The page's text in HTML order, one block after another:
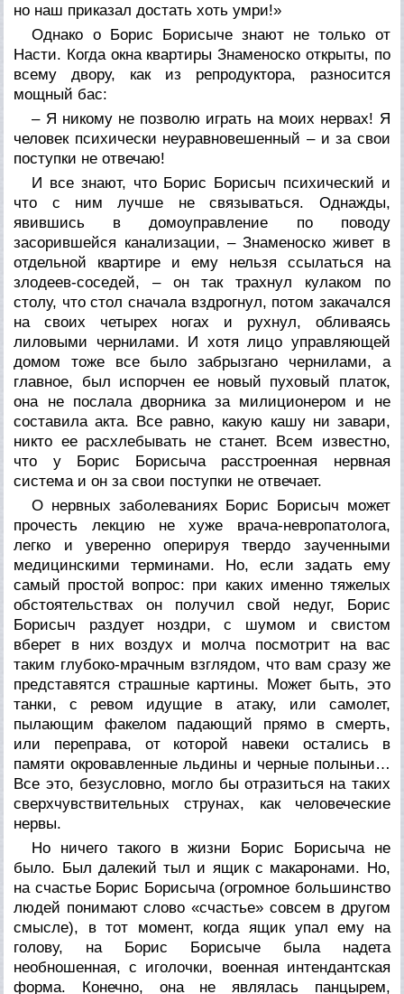
но наш приказал достать хоть умри!»
Однако о Борис Борисыче знают не только от
Насти. Когда окна квартиры Знаменоско открыты, по
всему двору, как из репродуктора, разносится
мощный бас:
– Я никому не позволю играть на моих нервах! Я
человек психически неуравновешенный – и за свои
поступки не отвечаю!
И все знают, что Борис Борисыч психический и
что с ним лучше не связываться. Однажды,
явившись в домоуправление по поводу
засорившейся канализации, – Знаменоско живет в
отдельной квартире и ему нельзя ссылаться на
злодеев-соседей, – он так трахнул кулаком по
столу, что стол сначала вздрогнул, потом закачался
на своих четырех ногах и рухнул, обливаясь
лиловыми чернилами. И хотя лицо управляющей
домом тоже все было забрызгано чернилами, а
главное, был испорчен ее новый пуховый платок,
она не послала дворника за милиционером и не
составила акта. Все равно, какую кашу ни завари,
никто ее расхлебывать не станет. Всем известно,
что у Борис Борисыча расстроенная нервная
система и он за свои поступки не отвечает.
О нервных заболеваниях Борис Борисыч может
прочесть лекцию не хуже врача-невропатолога,
легко и уверенно оперируя твердо заученными
медицинскими терминами. Но, если задать ему
самый простой вопрос: при каких именно тяжелых
обстоятельствах он получил свой недуг, Борис
Борисыч раздует ноздри, с шумом и свистом
вберет в них воздух и молча посмотрит на вас
таким глубоко-мрачным взглядом, что вам сразу же
представятся страшные картины. Может быть, это
танки, с ревом идущие в атаку, или самолет,
пылающим факелом падающий прямо в смерть,
или переправа, от которой навеки остались в
памяти окровавленные льдины и черные полыньи…
Все это, безусловно, могло бы отразиться на таких
сверхчувствительных струнах, как человеческие
нервы.
Но ничего такого в жизни Борис Борисыча не
было. Был далекий тыл и ящик с макаронами. Но,
на счастье Борис Борисыча (огромное большинство
людей понимают слово «счастье» совсем в другом
смысле), в тот момент, когда ящик упал ему на
голову, на Борис Борисыче была надета
необношенная, с иголочки, военная интендантская
форма. Конечно, она не являлась панцырем,